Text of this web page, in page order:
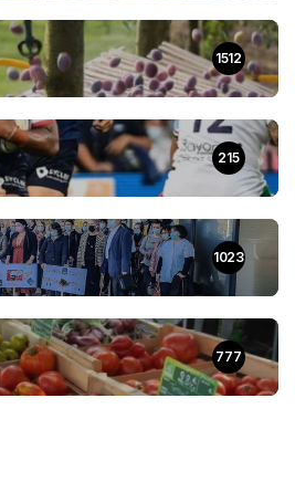
1512
215
1023
777